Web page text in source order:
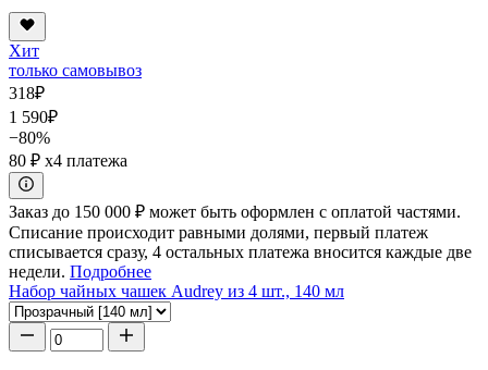
Хит
только самовывоз
318₽
1 590₽
−80%
80 ₽ x4 платежа
Заказ до 150 000 ₽ может быть оформлен с оплатой частями.
Списание происходит равными долями, первый платеж
списывается сразу, 4 остальных платежа вносится каждые две
недели. Подробнее
Набор чайных чашек Audrey из 4 шт., 140 мл